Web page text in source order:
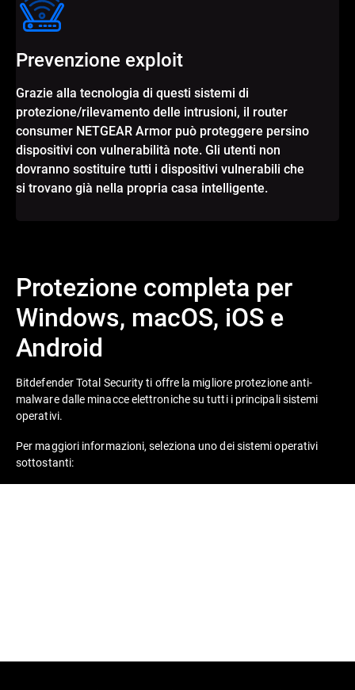
Prevenzione exploit
Grazie alla tecnologia di questi sistemi di
protezione/rilevamento delle intrusioni, il router
consumer NETGEAR Armor può proteggere persino
dispositivi con vulnerabilità note. Gli utenti non
dovranno sostituire tutti i dispositivi vulnerabili che
si trovano già nella propria casa intelligente.
Protezione completa per
Windows, macOS, iOS e
Android
Bitdefender Total Security ti offre la migliore protezione anti-
malware dalle minacce elettroniche su tutti i principali sistemi
operativi.
Per maggiori informazioni, seleziona uno dei sistemi operativi
sottostanti: